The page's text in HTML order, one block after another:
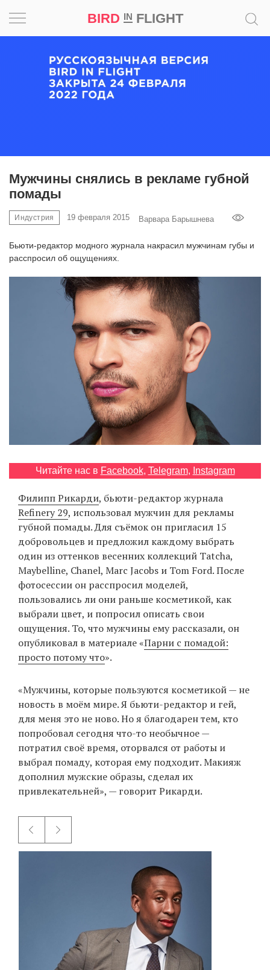
BIRD INFLIGHT
EN
UA
Мужчины снялись в рекламе губной
помады
Индустрия 19 февраля 2015 Варвара Барышнева
Бьюти-редактор модного журнала накрасил мужчинам губы и
расспросил об ощущениях.
Читайте нас в Facebook, Telegram, Instagram
Филипп Рикарди, бьюти-редактор журнала
Refinery 29, использовал мужчин для рекламы
губной помады. Для съёмок он пригласил 15
добровольцев и предложил каждому выбрать
один из оттенков весенних коллекций Tatcha,
Maybelline, Chanel, Marc Jacobs и Tom Ford. После
фотосесcии он расспросил моделей,
пользовались ли они раньше косметикой, как
выбрали цвет, и попросил описать свои
ощущения. То, что мужчины ему рассказали, он
опубликовал в материале «Парни с помадой:
просто потому что».
«Мужчины, которые пользуются косметикой — не
новость в моём мире. Я бьюти-редактор и гей,
для меня это не ново. Но я благодарен тем, кто
попробовал сегодня что-то необычное —
потратил своё время, оторвался от работы и
выбрал помаду, которая ему подходит. Макияж
дополнил мужские образы, сделал их
привлекательней», — говорит Рикарди.